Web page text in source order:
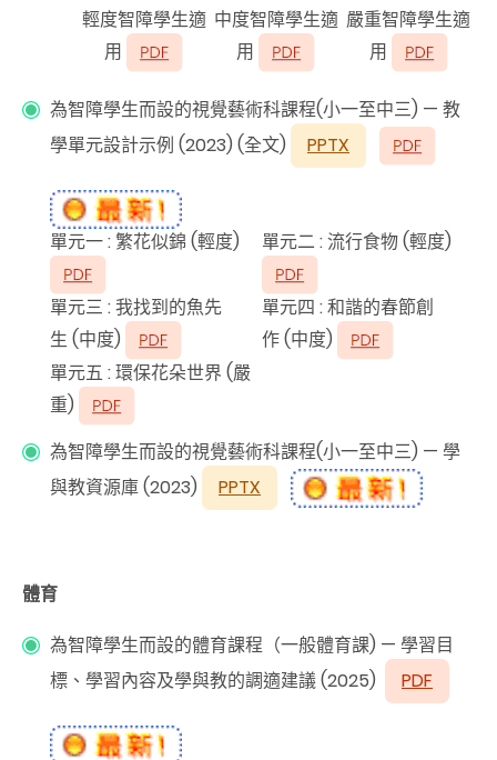
輕度智障學生適
用
中度智障學生適
用
嚴重智障學生適
用
為智障學生而設的視覺藝術科課程(小一至中三) — 教
學單元設計示例 (2023) (全文)
PPTX
單元一 :繁花似錦 (輕度) 單元二 :流行食物(輕度)
單元三 :我找到的魚先
生(中度)
單元四 :和諧的春節創
作(中度)
單元五 :環保花朵世界 (嚴
重)
為智障學生而設的視覺藝術科課程(小一至中三) — 學
與教資源庫 (2023)
PPTX
體育
為智障學生而設的體育課程（一般體育課) — 學習目
標、學習內容及學與教的調適建議(2025) PDF